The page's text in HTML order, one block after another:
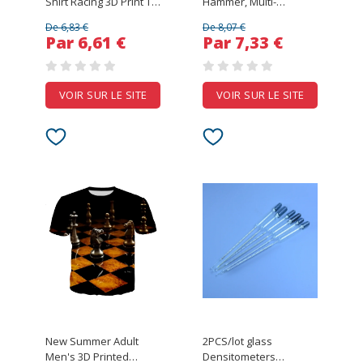
Jersey 2026 Fernando
Alonso 14 Jersey Aston
Martin Team Fans Tee
De 6,83 €
Par 6,61 €
VOIR SUR LE SITE
Climbing Fitter
Carpenter Installation
Hammer
De 8,07 €
Par 7,33 €
VOIR SUR LE SITE
New Summer Adult
Men's 3D Printed
2PCS/lot glass
Densitometers